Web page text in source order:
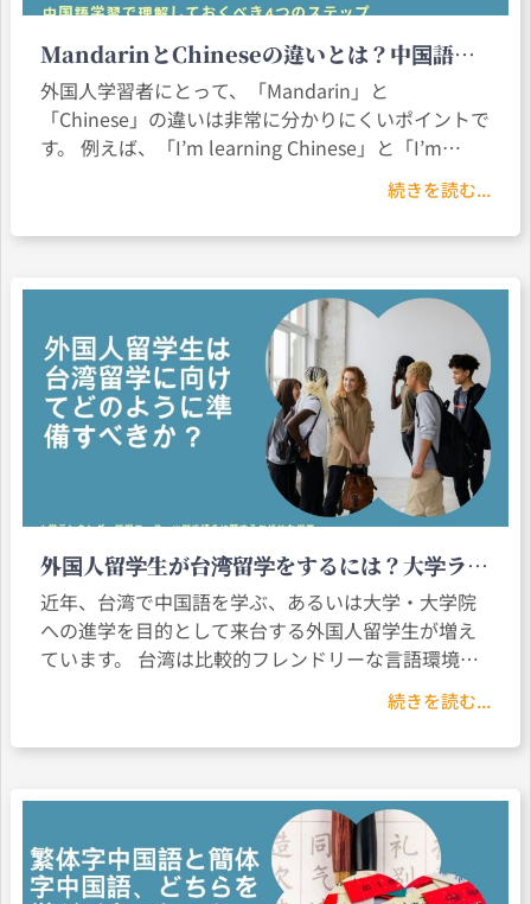
MandarinとChineseの違いとは？中国語学
習で必ず理解しておきたい4つのステップ
外国人学習者にとって、「Mandarin」と
「Chinese」の違いは非常に分かりにくいポイントで
す。 例えば、「I’m learning Chinese」と「I’m
learning Mandarin」は同じ意味なのでしょうか？
続きを読む...
外国人留学生が台湾留学をするには？大学ラン
キング・語学コース・申請手続きまで徹底解説
近年、台湾で中国語を学ぶ、あるいは大学・大学院
への進学を目的として来台する外国人留学生が増え
ています。 台湾は比較的フレンドリーな言語環境と
多文化社会を有しているだけでなく、大学もQSや
THEなどの国際ランキングにおいて競争力を持って
おり、アジアでも人気の留学先の一つとなっていま
続きを読む...